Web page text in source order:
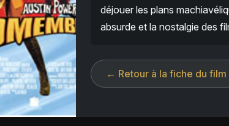
déjouer les plans
absurde et la nostalgie des
← Retour à la fiche du film